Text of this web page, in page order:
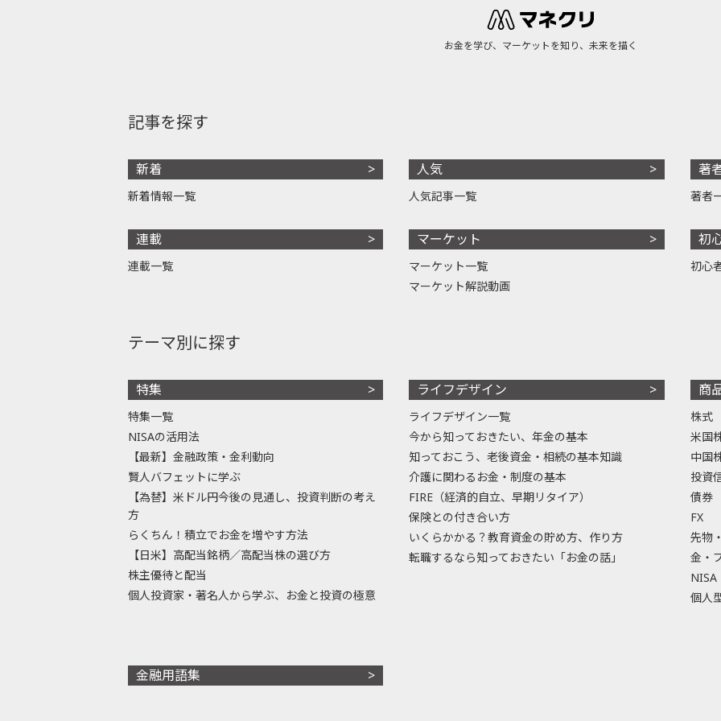
お金を学び、マーケットを知り、未来を描く
記事を探す
新着
新着情報一覧
連載
連載一覧
人気
人気記事一覧
マーケット
マーケット一覧
マーケット解説動画
著
著者
初
初心
テーマ別に探す
特集
特集一覧
NISAの活用法
【最新】金融政策・金利動向
賢人バフェットに学ぶ
【為替】米ドル円今後の見通し、投資判断の考え
方
らくちん！積立でお金を増やす方法
【日米】高配当銘柄／高配当株の選び方
株主優待と配当
個人投資家・著名人から学ぶ、お金と投資の極意
ライフデザイン
ライフデザイン一覧
今から知っておきたい、年金の基本
知っておこう、老後資金・相続の基本知識
介護に関わるお金・制度の基本
FIRE（経済的自立、早期リタイア）
保険との付き合い方
いくらかかる？教育資金の貯め方、作り方
転職するなら知っておきたい「お金の話」
商
株式
米国
中国
投資
債券
FX
先物
金・
NISA
個人
金融用語集